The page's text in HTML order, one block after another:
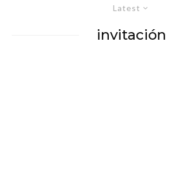
Latest
invitación